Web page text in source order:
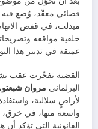
قضائي معقّد، وُضع فيه
ميدلت، في قفص
خلفية مواقفه
عميقة في تدبير هذا
القضية تفجّرت عقب
البرلماني مروان شبعتو
لأراضٍ سلالية،
واسعة منها، في
القانونية التي تؤكد